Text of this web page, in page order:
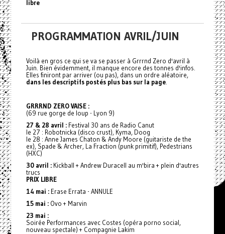
libre
PROGRAMMATION AVRIL/JUIN
Voilà en gros ce qui se va se passer à Grrrnd Zero d'avril à
Juin. Bien évidemment, il manque encore des tonnes d'infos.
Elles finiront par arriver (ou pas), dans un ordre aléatoire,
dans les descriptifs postés plus bas sur la page.
GRRRND ZERO VAISE :
(69 rue gorge de loup - Lyon 9)
27 & 28 avril :Festival 30 ans de Radio Canut
le 27 : Robotnicka (disco crust), Kyma, Doog
le 28 : Anne James Chaton & Andy Moore (guitariste de the
ex), Spade & Archer, La Fraction (punk primitif), Pedestrians
(HXC)
30 avril :Kickball + Andrew Duracell au m'bira + plein d'autres
trucs
PRIX LIBRE
14 mai :Erase Errata - ANNULE
15 mai :Ovo + Marvin
23 mai :
Soirée Performances avec Costes (opéra porno social,
nouveau spectale) + Compagnie Lakim